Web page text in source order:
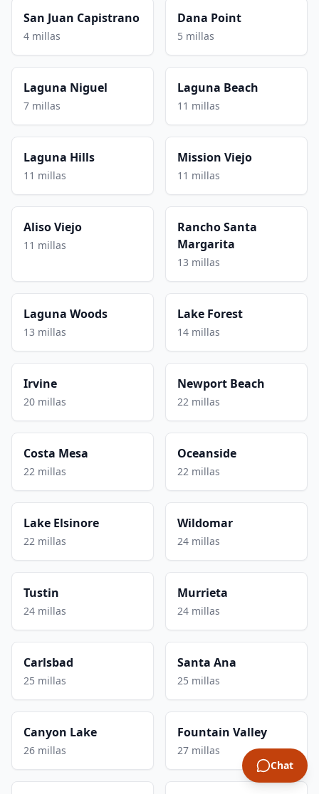
San Juan Capistrano
4 millas
Dana Point
5 millas
Laguna Niguel
7 millas
Laguna Beach
11 millas
Laguna Hills
11 millas
Mission Viejo
11 millas
Aliso Viejo
11 millas
Rancho Santa
Margarita
13 millas
Laguna Woods
13 millas
Lake Forest
14 millas
Irvine
20 millas
Newport Beach
22 millas
Costa Mesa
22 millas
Oceanside
22 millas
Lake Elsinore
22 millas
Wildomar
24 millas
Tustin
24 millas
Murrieta
24 millas
Carlsbad
25 millas
Santa Ana
25 millas
Canyon Lake
26 millas
Fountain Valley
27 millas
Chat